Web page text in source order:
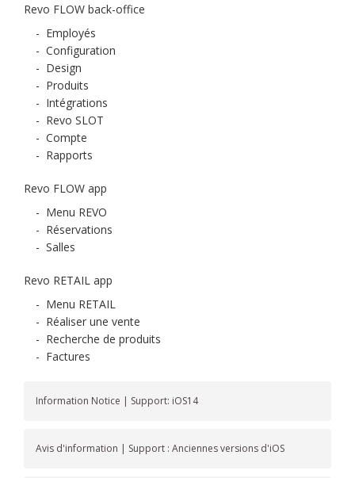
Revo FLOW back-office
- Employés
- Configuration
- Design
- Produits
- Intégrations
- Revo SLOT
- Compte
- Rapports
Revo FLOW app
- Menu REVO
- Réservations
- Salles
Revo RETAIL app
- Menu RETAIL
- Réaliser une vente
- Recherche de produits
- Factures
Information Notice | Support: iOS14
Avis d'information | Support : Anciennes versions d'iOS